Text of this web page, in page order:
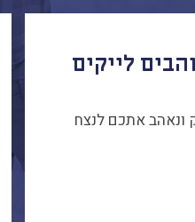
לייקים
ונאהב אתכם לנצח